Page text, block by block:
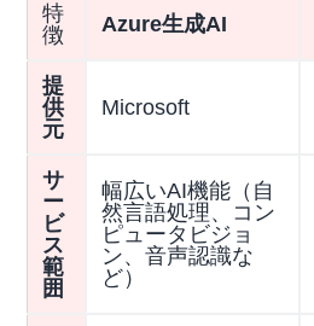
特
徴
Azure生成AI
提
供
元
Microsoft
サ
ー
ビ
ス
範
囲
幅広いAI機能（自
然言語処理、コン
ピュータビジョ
ン、音声認識な
ど）